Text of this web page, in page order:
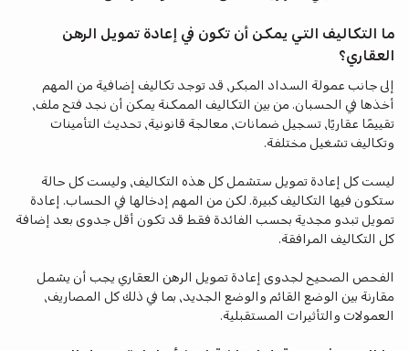
ما التكاليف التي يمكن أن تكون في إعادة تمويل الرهن
العقاري؟
إلى جانب عمولة السداد المبكر، قد توجد تكاليف إضافية من المهم
أخذها في الحسبان. من بين التكاليف الممكنة يمكن أن نجد فتح ملف،
تقييمًا عقاريًا، تسجيل ضمانات، معالجة قانونية، تحديث التأمينات
وتكاليف تشغيل مختلفة.
ليست كل إعادة تمويل ستشمل كل هذه التكاليف، وليست كل حالة
ستكون فيها التكاليف كبيرة. لكن من المهم إدخالها في الحساب. إعادة
تمويل تبدو مجدية بحسب الفائدة فقط قد تكون أقل جدوى بعد إضافة
كل التكاليف المرافقة.
الفحص الصحيح لجدوى إعادة تمويل الرهن العقاري يجب أن يشمل
مقارنة بين الوضع القائم والوضع الجديد، بما في ذلك كل المصاريف،
العمولات والتأثيرات المستقبلية.